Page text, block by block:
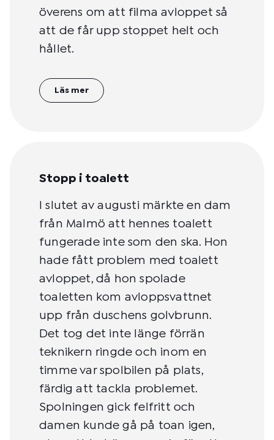
överens om att filma avloppet så
att de får upp stoppet helt och
hållet.
Läs mer
Stopp i toalett
I slutet av augusti märkte en dam
från Malmö att hennes toalett
fungerade inte som den ska. Hon
hade fått problem med toalett
avloppet, då hon spolade
toaletten kom avloppsvattnet
upp från duschens golvbrunn.
Det tog det inte länge förrän
teknikern ringde och inom en
timme var spolbilen på plats,
färdig att tackla problemet.
Spolningen gick felfritt och
damen kunde gå på toan igen,